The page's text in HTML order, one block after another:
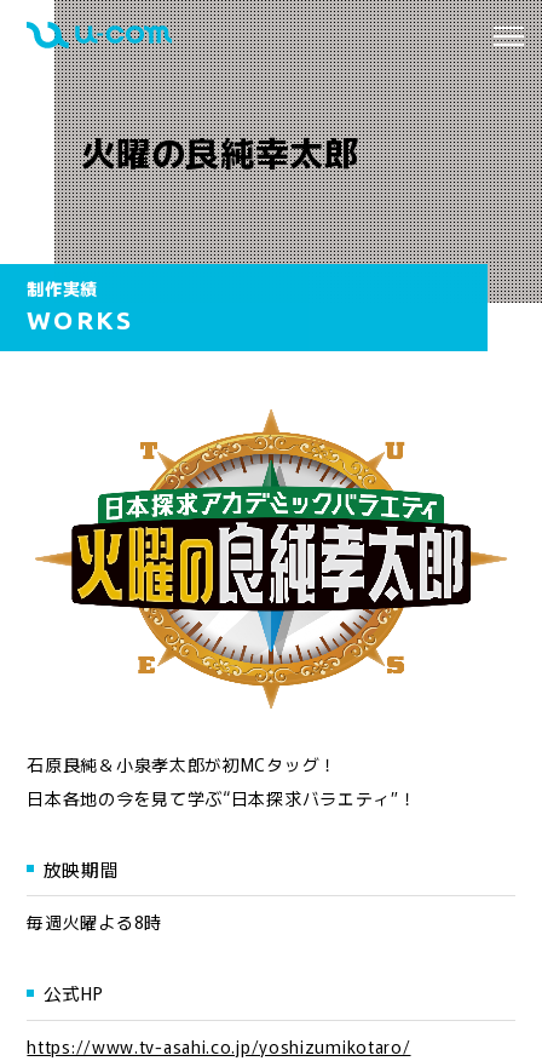
火曜の良純幸太郎
制作実績
WORKS
石原良純＆小泉孝太郎が初MCタッグ！
日本各地の今を見て学ぶ“日本探求バラエティ”！
放映期間
毎週火曜よる8時
公式HP
https://www.tv-asahi.co.jp/yoshizumikotaro/